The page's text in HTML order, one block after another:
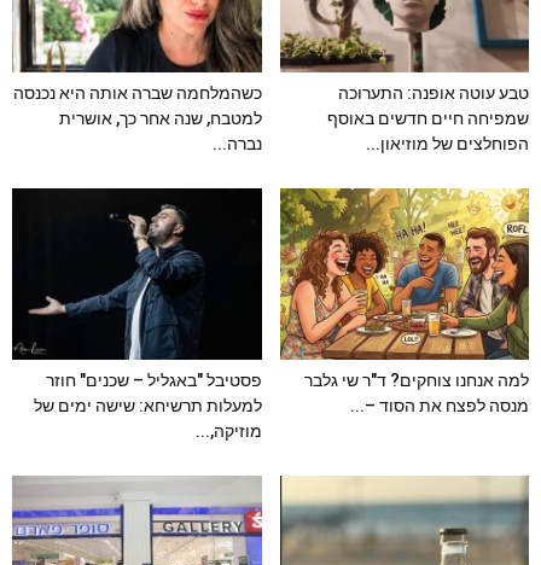
טבע עוטה אופנה: התערוכה
שמפיחה חיים חדשים באוסף
הפוחלצים של מוזיאון...
כשהמלחמה שברה אותה היא נכנסה
למטבח, שנה אחר כך, אושרית
נברה...
למה אנחנו צוחקים? ד"ר שי גלבר
מנסה לפצח את הסוד –...
פסטיבל "באגליל – שכנים" חוזר
למעלות תרשיחא: שישה ימים של
מוזיקה,...